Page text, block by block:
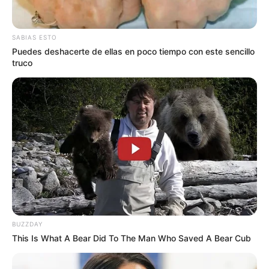
de 72 horas de lluvias
SABIAS ESTO
Puedes deshacerte de ellas en poco tiempo con este sencillo
truco
BUZZDAY
This Is What A Bear Did To The Man Who Saved A Bear Cub